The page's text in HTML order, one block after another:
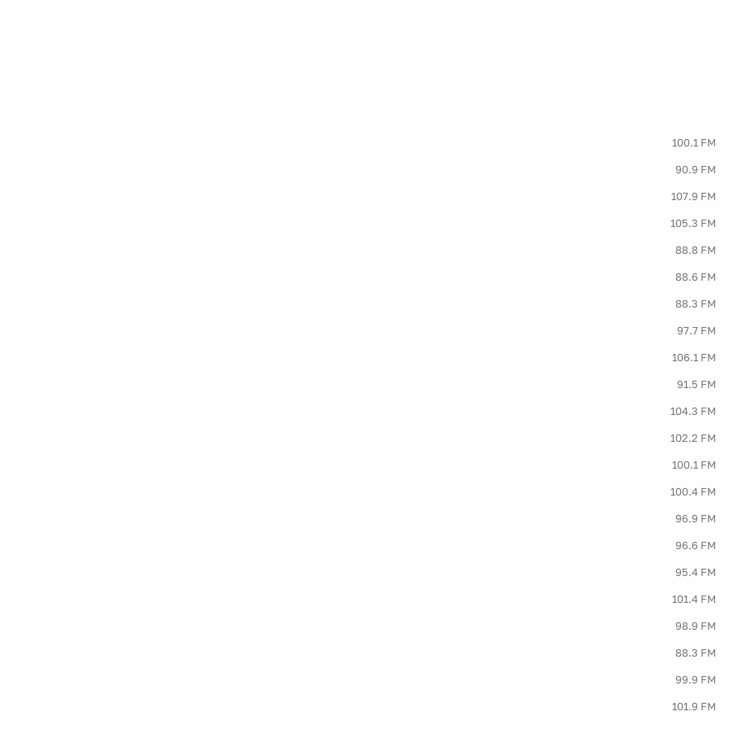
100.1 FM
90.9 FM
107.9 FM
105.3 FM
88.8 FM
88.6 FM
88.3 FM
97.7 FM
106.1 FM
91.5 FM
104.3 FM
102.2 FM
100.1 FM
100.4 FM
96.9 FM
96.6 FM
95.4 FM
101.4 FM
98.9 FM
88.3 FM
99.9 FM
101.9 FM